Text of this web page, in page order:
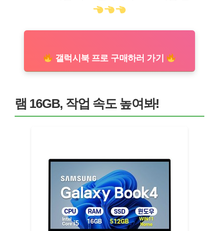
갤럭시북 프로 구매하러 가기
램 16GB, 작업 속도 높여봐!